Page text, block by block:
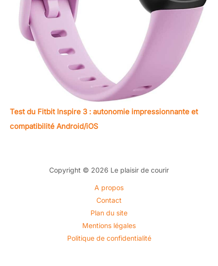
Test du Fitbit Inspire 3 : autonomie impressionnante et
compatibilité Android/iOS
Copyright © 2026 Le plaisir de courir
A propos
Contact
Plan du site
Mentions légales
Politique de confidentialité